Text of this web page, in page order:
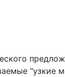
"узкие